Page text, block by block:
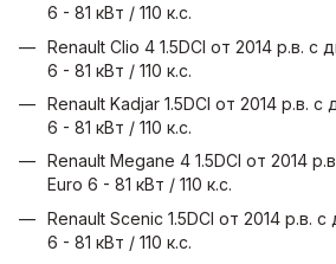
6 - 81 кВт / 110 к.с.
Renault Clio 4 1.5DCI от 2014 р.в. с
6 - 81 кВт / 110 к.с.
Renault Kadjar 1.5DCI от 2014 р.в. с
6 - 81 кВт / 110 к.с.
Renault Megane 4 1.5DCI от 2014
Euro 6 - 81 кВт / 110 к.с.
Renault Scenic 1.5DCI от 2014 р.в.
6 - 81 кВт / 110 к.с.